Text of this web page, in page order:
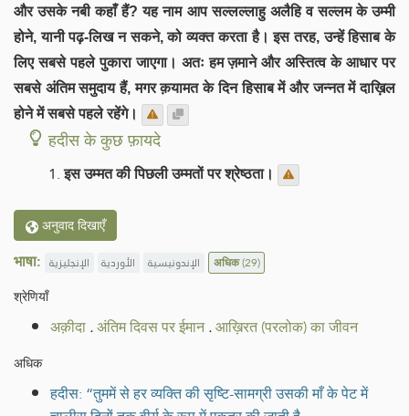
और उसके नबी कहाँ हैं? यह नाम आप सल्लल्लाहु अलैहि व सल्लम के उम्मी
होने, यानी पढ़-लिख न सकने, को व्यक्त करता है। इस तरह, उन्हें हिसाब के
लिए सबसे पहले पुकारा जाएगा। अतः हम ज़माने और अस्तित्व के आधार पर
सबसे अंतिम समुदाय हैं, मगर क़यामत के दिन हिसाब में और जन्नत में दाख़िल
होने में सबसे पहले रहेंगे।
हदीस के कुछ फ़ायदे
इस उम्मत की पिछली उम्मतों पर श्रेष्ठता।
अनुवाद दिखाएँ
भाषा: الإنجليزية الأوردية الإندونيسية अधिक(29)
श्रेणियाँ
अक़ीदा.अंतिम दिवस पर ईमान.आख़िरत (परलोक) का जीवन
अधिक
हदीस: “तुममें से हर व्यक्ति की सृष्टि-सामग्री उसकी माँ के पेट में